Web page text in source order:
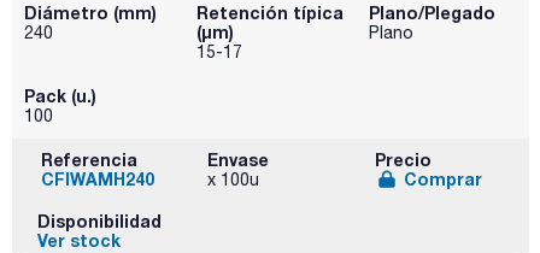
Diámetro (mm)
240
Retención típica
(µm)
15-17
Plano/Plegado
Plano
Pack (u.)
100
Referencia
CFIWAMH240
Envase
x 100u
Precio
Comprar
Disponibilidad
Ver stock